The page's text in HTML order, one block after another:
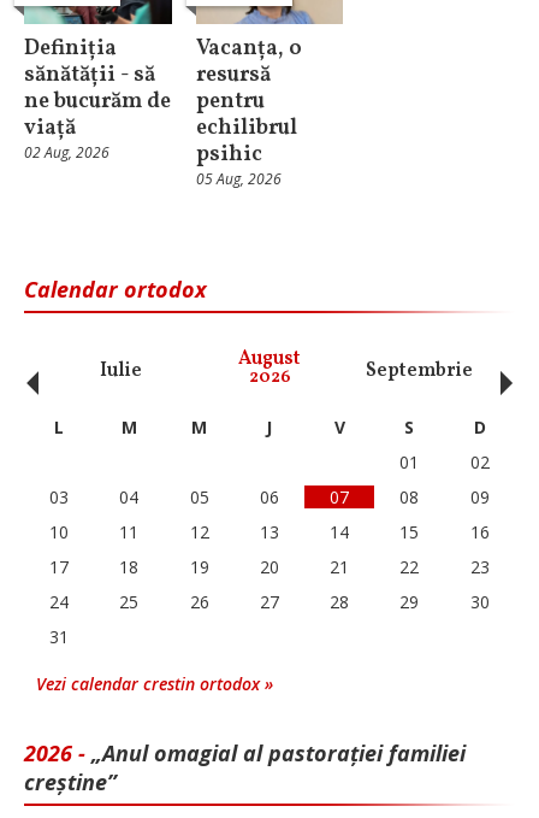
Definiția
sănătății - să
ne bucurăm de
viață
02 Aug, 2026
Vacanța, o
resursă
pentru
echilibrul
psihic
05 Aug, 2026
Calendar ortodox
Iulie August
2026 Septembrie
‹ L M M J V S
D
01
02
03
04 05 06 07 08
09
10
11 12 13 14 15
16
17
18 19 20 21 22
23
24
25 26 27 28 29
30
31
Vezi calendar crestin ortodox »
2026 - „Anul omagial al pastorației familiei
creștine”